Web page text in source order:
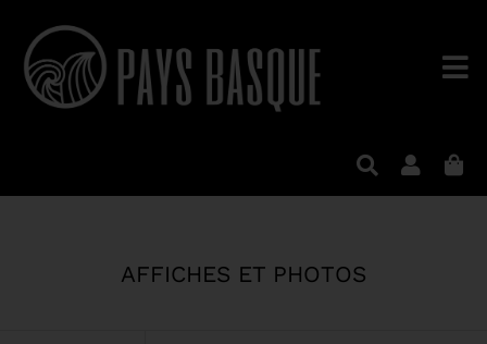
AFFICHES ET PHOTOS